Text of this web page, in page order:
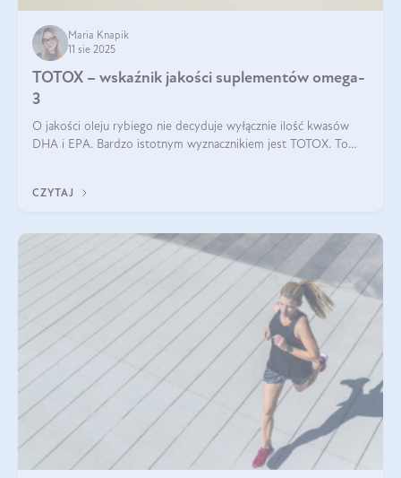
Maria Knapik
11 sie 2025
TOTOX – wskaźnik jakości suplementów omega-
3
O jakości oleju rybiego nie decyduje wyłącznie ilość kwasów
DHA i EPA. Bardzo istotnym wyznacznikiem jest TOTOX. To
CZYTAJ